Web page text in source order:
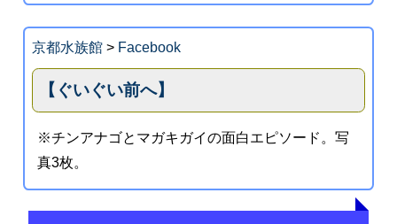
京都水族館> Facebook
【ぐいぐい前へ】
※チンアナゴとマガキガイの面白エピソード。写
真3枚。